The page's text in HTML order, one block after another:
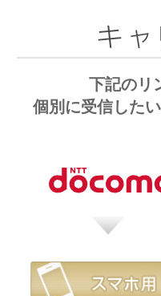
下記のリ
個別に受信した